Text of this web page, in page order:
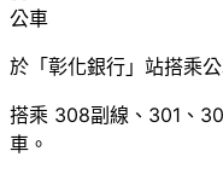
公車
於「彰化銀行」站搭乘
搭乘 308副線、301、
車。